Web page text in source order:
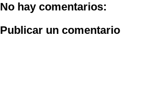
No hay comentarios:
Publicar un comentario